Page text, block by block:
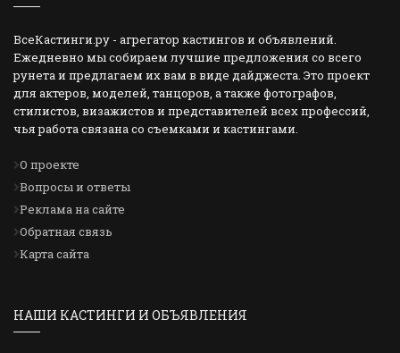
ВсеКастинги.ру - агрегатор кастингов и объявлений.
Ежедневно мы собираем лучшие предложения со всего
рунета и предлагаем их вам в виде дайджеста. Это проект
для актеров, моделей, танцоров, а также фотографов,
стилистов, визажистов и представителей всех профессий,
чья работа связана со съемками и кастингами.
О проекте
Вопросы и ответы
Реклама на сайте
Обратная связь
Карта сайта
НАШИ КАСТИНГИ И ОБЪЯВЛЕНИЯ